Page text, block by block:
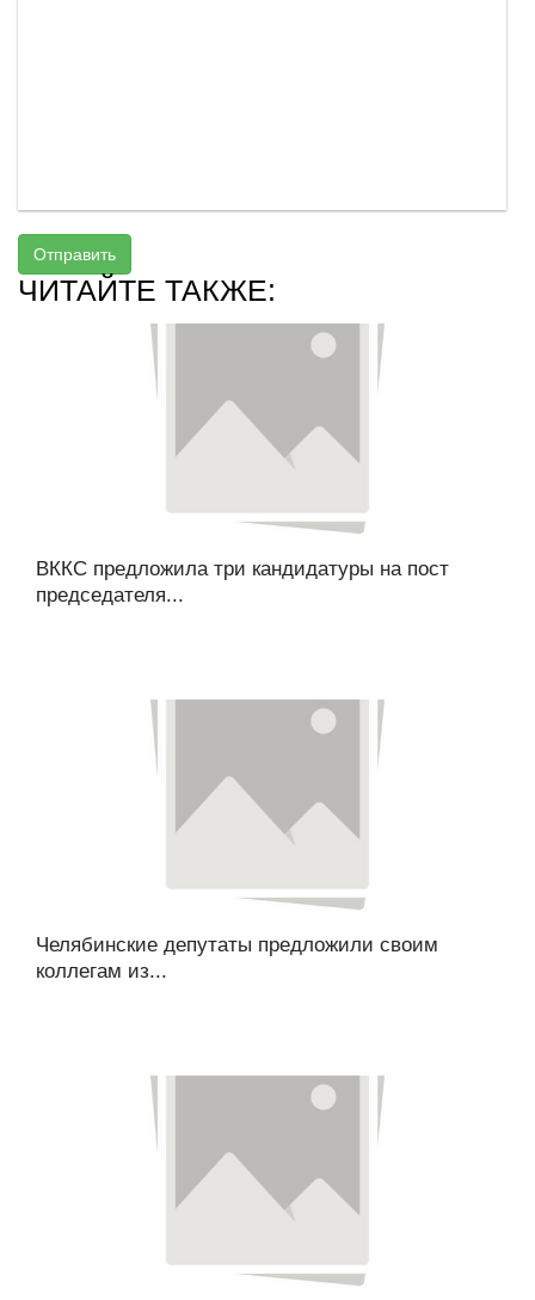
Отправить
ЧИТАЙТЕ ТАКЖЕ:
ВККС предложила три кандидатуры на пост
председателя...
Челябинские депутаты предложили своим
коллегам из...